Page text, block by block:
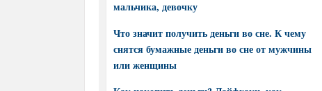
мальчика, девочку
Что значит получить деньги во сне. К чему
снятся бумажные деньги во сне от мужчины
или женщины